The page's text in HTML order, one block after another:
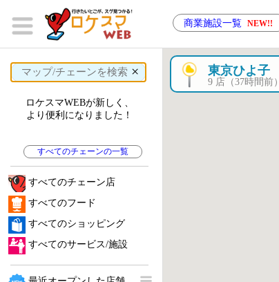
商業施設一覧 NEW!!
× 東京ひよ子
9 店（37時間前）